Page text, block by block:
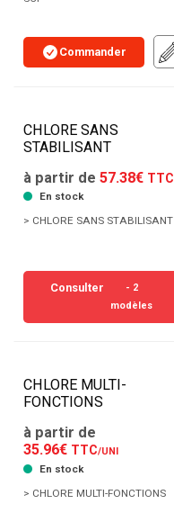
Commander
CHLORE SANS
STABILISANT
à partir de 57.38€ TTC
En stock
> CHLORE SANS STABILISANT
Consulter
- 2
modèles
CHLORE MULTI-
FONCTIONS
à partir de
35.96€ TTC/UNI
En stock
> CHLORE MULTI-FONCTIONS